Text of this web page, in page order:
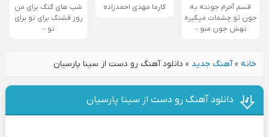
قسم آخرم جونته به
جون تو چشمات میگیره
تهش جون منو –
کارما مهدی احمدزاده
شب های گنگ برای من
روز قشنگ برای تو برای
تو –
خانه»آهنگ جدید » دانلود آهنگ رو دست از سینا پارسیان
دانلود آهنگ رو دست از سینا پارسیان